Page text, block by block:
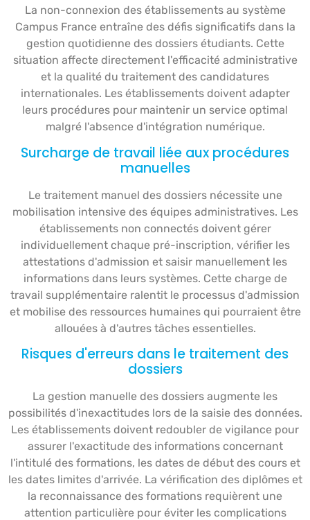
La non-connexion des établissements au système
Campus France entraîne des défis significatifs dans la
gestion quotidienne des dossiers étudiants. Cette
situation affecte directement l'efficacité administrative
et la qualité du traitement des candidatures
internationales. Les établissements doivent adapter
leurs procédures pour maintenir un service optimal
malgré l'absence d'intégration numérique.
Surcharge de travail liée aux procédures
manuelles
Le traitement manuel des dossiers nécessite une
mobilisation intensive des équipes administratives. Les
établissements non connectés doivent gérer
individuellement chaque pré-inscription, vérifier les
attestations d'admission et saisir manuellement les
informations dans leurs systèmes. Cette charge de
travail supplémentaire ralentit le processus d'admission
et mobilise des ressources humaines qui pourraient être
allouées à d'autres tâches essentielles.
Risques d'erreurs dans le traitement des
dossiers
La gestion manuelle des dossiers augmente les
possibilités d'inexactitudes lors de la saisie des données.
Les établissements doivent redoubler de vigilance pour
assurer l'exactitude des informations concernant
l'intitulé des formations, les dates de début des cours et
les dates limites d'arrivée. La vérification des diplômes et
la reconnaissance des formations requièrent une
attention particulière pour éviter les complications